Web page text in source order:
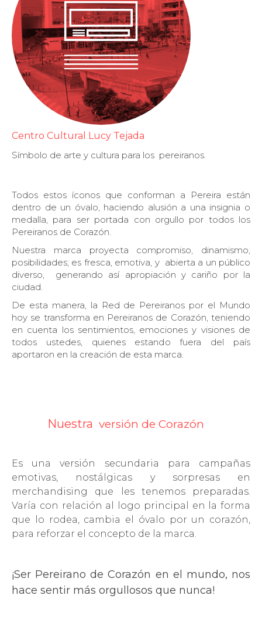
Centro Cultural Lucy Tejada
Símbolo de arte y cultura para los pereiranos.
Todos estos íconos que conforman a Pereira están
dentro de un óvalo, haciendo alusión a una insignia o
medalla, para ser portada con orgullo por todos los
Pereiranos de Corazón.
Nuestra marca proyecta compromiso, dinamismo,
posibilidades; es fresca, emotiva, y abierta a un público
diverso,
generando así apropiación y cariño por la
ciudad.
De esta manera, la Red de Pereiranos por el Mundo
hoy se transforma en Pereiranos de Corazón, teniendo
en cuenta los sentimientos, emociones y visiones de
todos ustedes, quienes estando fuera del país
aportaron en la creación de esta marca.
Nuestra versión de Corazón
Es una versión secundaria para campañas
emotivas, nostálgicas y sorpresas en
merchandising que les tenemos preparadas.
Varía con relación al logo principal en la forma
que lo rodea, cambia el óvalo por un corazón,
para reforzar el concepto de la marca.
¡Ser Pereirano de Corazón en el mundo, nos
hace sentir más orgullosos que nunca!